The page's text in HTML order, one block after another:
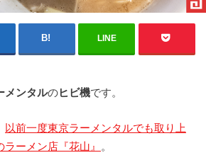
LINE
メンタルのヒビ機です。
以前一度東京ラーメンタルでも取り上
ーメン店『花山』
。